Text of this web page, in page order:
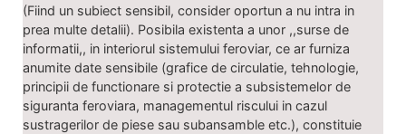
(Fiind un subiect sensibil, consider oportun a nu intra in
prea multe detalii). Posibila existenta a unor ,,surse de
informatii,, in interiorul sistemului feroviar, ce ar furniza
anumite date sensibile (grafice de circulatie, tehnologie,
principii de functionare si protectie a subsistemelor de
siguranta feroviara, managementul riscului in cazul
sustragerilor de piese sau subansamble etc.), constituie